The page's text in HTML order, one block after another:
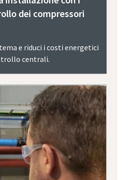
dei compressori
e riduci i costi energetici
centrali.